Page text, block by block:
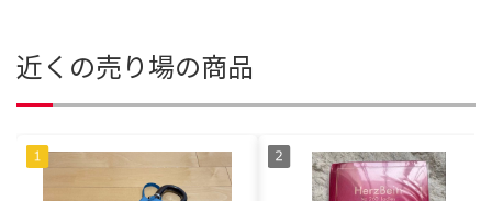
近くの売り場の商品